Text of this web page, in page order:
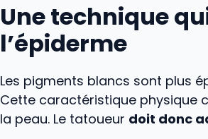
Une technique
l’épiderme
Les pigments blancs sont plus
Cette caractéristique physique
la peau. Le tatoueur doit donc